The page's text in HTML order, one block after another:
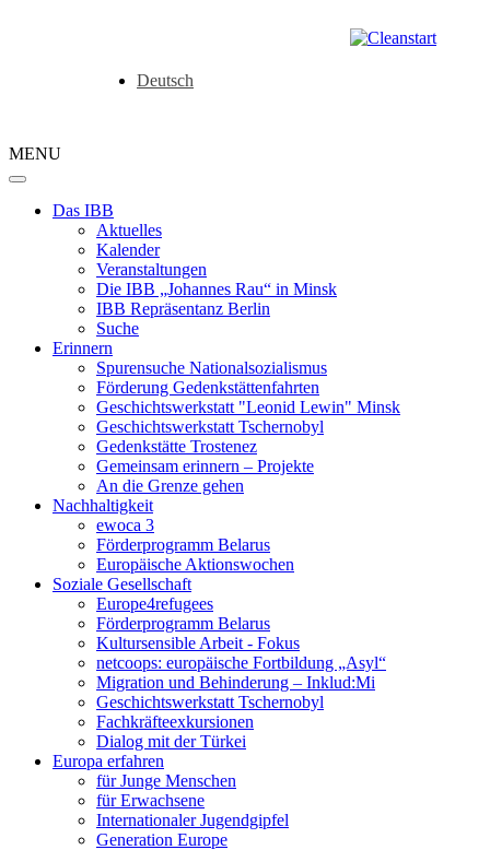
Deutsch
MENU
Das IBB
Aktuelles
Kalender
Veranstaltungen
Die IBB „Johannes Rau“ in Minsk
IBB Repräsentanz Berlin
Suche
Erinnern
Spurensuche Nationalsozialismus
Förderung Gedenkstättenfahrten
Geschichtswerkstatt "Leonid Lewin" Minsk
Geschichtswerkstatt Tschernobyl
Gedenkstätte Trostenez
Gemeinsam erinnern – Projekte
An die Grenze gehen
Nachhaltigkeit
ewoca 3
Förderprogramm Belarus
Europäische Aktionswochen
Soziale Gesellschaft
Europe4refugees
Förderprogramm Belarus
Kultursensible Arbeit - Fokus
netcoops: europäische Fortbildung „Asyl“
Migration und Behinderung – Inklud:Mi
Geschichtswerkstatt Tschernobyl
Fachkräfteexkursionen
Dialog mit der Türkei
Europa erfahren
für Junge Menschen
für Erwachsene
Internationaler Jugendgipfel
Generation Europe